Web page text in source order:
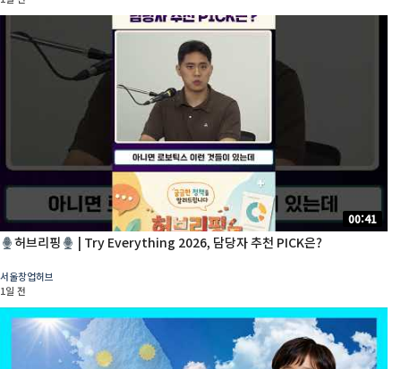
00:41
허브리핑 | Try Everything 2026, 담당자 추천 PICK은?
서울창업허브
1일 전